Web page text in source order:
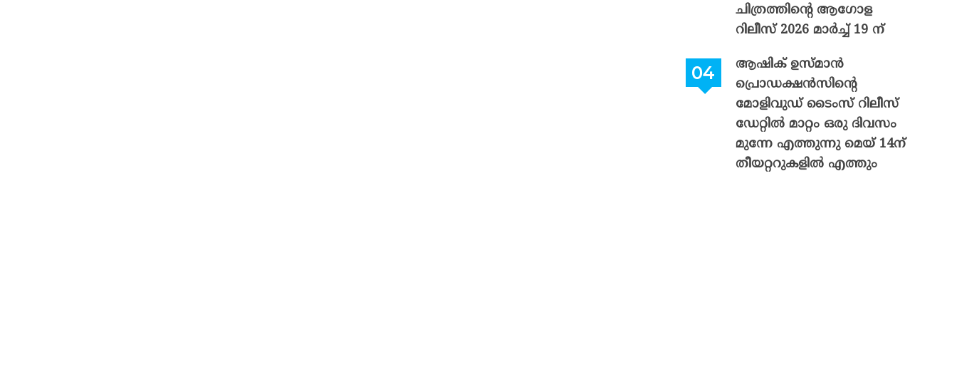
ചിത്രത്തിന്റെ ആഗോള
റിലീസ് 2026 മാർച്ച് 19 ന്
ആഷിക് ഉസ്മാൻ
പ്രൊഡക്ഷൻസിന്റെ
മോളിവുഡ് ടൈംസ് റിലീസ്
ഡേറ്റിൽ മാറ്റം ഒരു ദിവസം
മുന്നേ എത്തുന്നു മെയ് 14ന്
തീയറ്ററുകളിൽ എത്തും